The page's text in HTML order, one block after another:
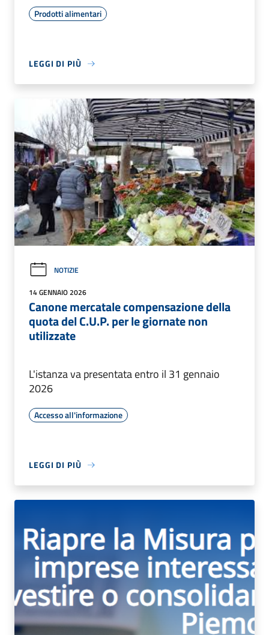
Prodotti alimentari
LEGGI DI PIÙ
NOTIZIE
14 GENNAIO 2026
Canone mercatale compensazione della
quota del C.U.P. per le giornate non
utilizzate
L'istanza va presentata entro il 31 gennaio
2026
Accesso all'informazione
LEGGI DI PIÙ